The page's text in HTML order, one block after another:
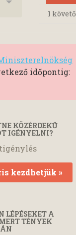
1 követő
időpontig:
KÖZÉRDEKŰ
IGÉNYELNI?
kezdhetjük »
LÉPÉSEKET A
TÉNYEK